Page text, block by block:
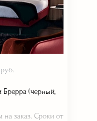
Брерра (черный,
на заказ. Сроки от